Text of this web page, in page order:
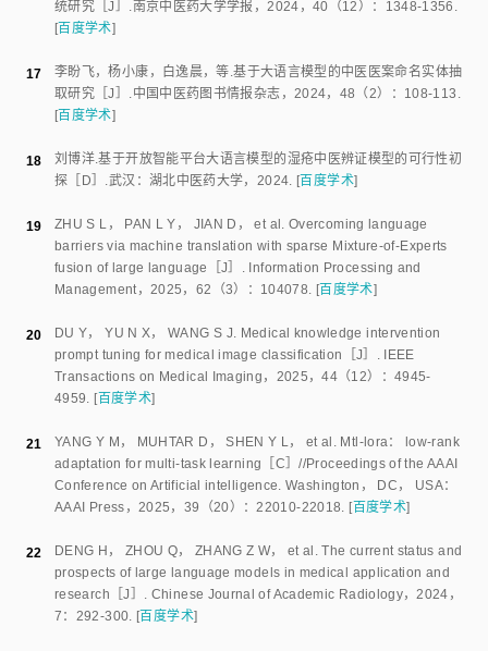
统研究 ［J］.南京中医药大学学报 ，2024 ， 40 （12 ）： 1348-1356 .
[百度学术]
17 李盼飞，杨小康 ， 白逸晨，等.基于大语言模型的中医医案命名实体抽
取研究 ［J］.中国中医药图书情报杂志 ， 2024， 48 （2）： 108-113 .
[百度学术]
18 刘博洋.基于开放智能平台大语言模型的湿疮中医辨证模型的可行性初
探 ［D］.武汉 ： 湖北中医药大学， 2024. [百度学术]
19 ZHU S L ， PAN L Y ， JIAN D ，et al . Overcoming language
barriers via machine translation with sparse Mixture-of-Experts
fusion of large language
［J］. Information Processing and
Management， 2025 ， 62 （3）： 104078. [百度学术]
20 DU Y，YU N X，WANG S J. Medical knowledge intervention
prompt tuning for medical image classification
［J］.
IEEE
Transactions on Medical Imaging ， 2025 ，44 （12）： 4945-
4959. [百度学术]
21 YANG Y M ， MUHTAR D ，SHEN Y L， et al . Mtl-lora： low-rank
adaptation for multi-task learning ［C］//Proceedings of the AAAI
Conference on Artificial intelligence.Washington， DC， USA：
AAAI Press ， 2025 ， 39 （20）：22010-22018. [百度学术]
22 DENG H ， ZHOU Q， ZHANG Z W， et al .The current status and
prospects of large language models in medical application and
research ［J］. Chinese Journal of Academic Radiology，2024 ，
7 ： 292-300. [百度学术]